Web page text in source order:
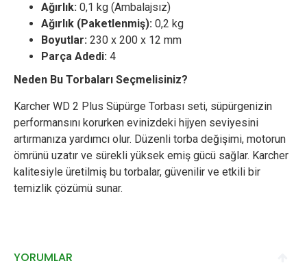
Ağırlık: 0,1 kg (Ambalajsız)
Ağırlık (Paketlenmiş): 0,2 kg
Boyutlar: 230 x 200 x 12 mm
Parça Adedi: 4
Neden Bu Torbaları Seçmelisiniz?
Karcher WD 2 Plus Süpürge Torbası seti, süpürgenizin
performansını korurken evinizdeki hijyen seviyesini
artırmanıza yardımcı olur. Düzenli torba değişimi, motorun
ömrünü uzatır ve sürekli yüksek emiş gücü sağlar. Karcher
kalitesiyle üretilmiş bu torbalar, güvenilir ve etkili bir
temizlik çözümü sunar.
YORUMLAR